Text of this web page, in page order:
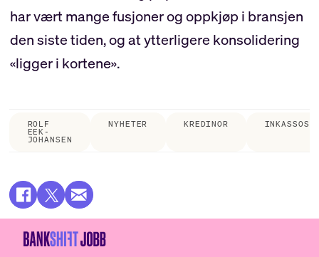
har vært mange fusjoner og oppkjøp i bransjen
den siste tiden, og at ytterligere konsolidering
«ligger i kortene».
ROLF
EEK-
JOHANSEN
NYHETER KREDINOR